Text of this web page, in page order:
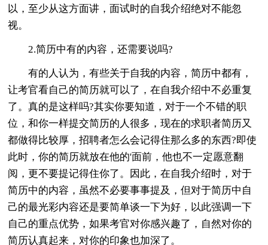
以，至少从这方面讲，面试时的自我介绍绝对不能忽
视。
2.简历中有的内容，还需要说吗?
有的人认为，有些关于自我的内容，简历中都有，
让考官看自己的简历就可以了，在自我介绍中不必重复
了。真的是这样吗?其实你要知道，对于一个不错的职
位，和你一样提交简历的人很多，现在的求职者简历又
都做得比较厚，招聘者怎么会记得住那么多的东西?即使
此时，你的简历就放在他的'面前，他也不一定愿意翻
阅，更不要提记得住你了。因此，在自我介绍时，对于
简历中的内容，虽然不必要事事提及，但对于简历中自
己的最光彩内容还是要简单谈一下为好，以此强调一下
自己的重点优势，如果考官对你感兴趣了，自然对你的
简历认真起来，对你的印象也加深了。